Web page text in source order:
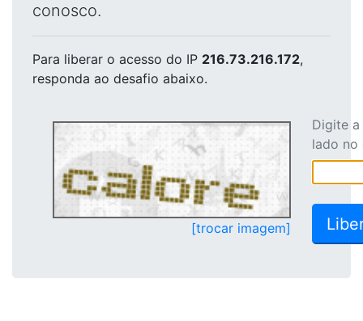
conosco.
Para liberar o acesso do IP 216.73.216.172,
responda ao desafio abaixo.
[trocar imagem]
Digite
lado no